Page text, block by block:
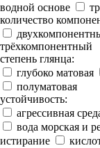
водной основе
количество
трёхкомпонентный
степень глянца:
глубоко матовая
полуматовая
устойчивость:
агрессивная
вода морская и
истирание